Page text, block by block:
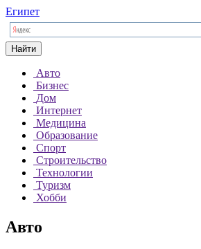
Египет
Найти
Авто
Бизнес
Дом
Интернет
Медицина
Образование
Спорт
Строительство
Технологии
Туризм
Хобби
Авто